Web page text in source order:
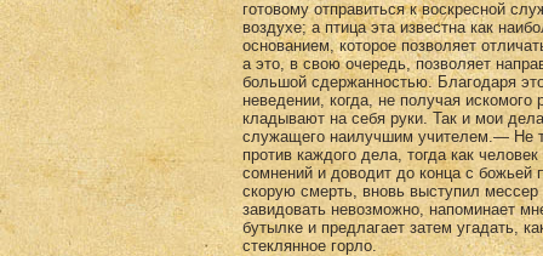
готовому отправиться к воскресной
воздухе; а птица эта известна как
основанием, которое позво­ляет
а это, в свою очередь, позволяет
большой сдержанностью. Благодаря
неведении, когда, не получая
кладывают на себя руки. Так и мои
служа­щего наилучшим учителем.— Не
против каждого дела, тогда как
сомнений и доводит до конца с
скорую смерть, вновь выступил
завидовать невозможно, напоминает
бутылке и предла­гает затем угадать,
стеклянное горло.